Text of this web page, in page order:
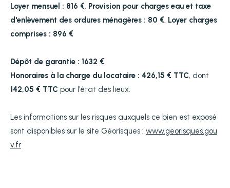
Loyer mensuel : 816 € Provision pour charges eau et taxe
d'enlèvement des ordures ménagères : 80 € Loyer charges
comprises : 896 €
Dépôt de garantie : 1632 €
Honoraires à la charge du locataire : 426,15 € TTC, dont
142,05 € TTC pour l'état des lieux.
Les informations sur les risques auxquels ce bien est exposé
sont disponibles sur le site Géorisques : www.georisques.gou
v.fr